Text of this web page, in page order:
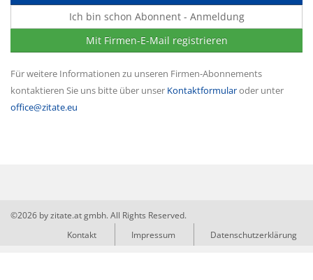
Ich bin schon Abonnent - Anmeldung
Mit Firmen-E-Mail registrieren
Für weitere Informationen zu unseren Firmen-Abonnements
kontaktieren Sie uns bitte über unser Kontaktformularoder unter
office@zitate.eu
©2026 by zitate.at gmbh. All Rights Reserved.
Kontakt
Impressum Datenschutzerklärung